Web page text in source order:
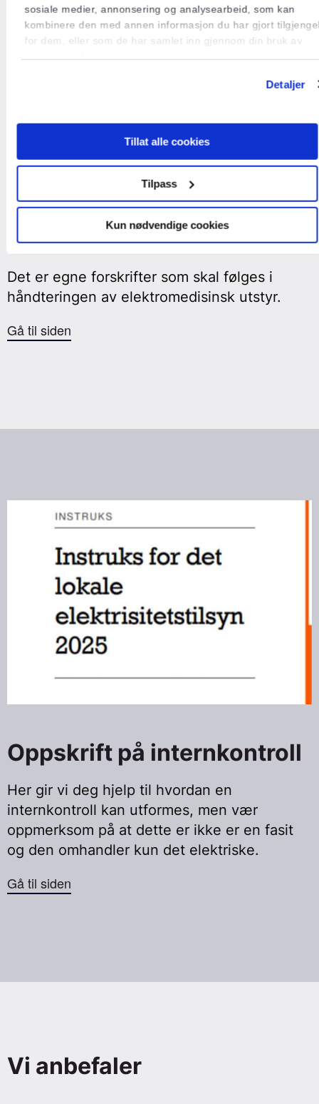
sosiale medier, annonsering og analysearbeid, som kan
kombinere den med annen informasjon du har gjort
for dem, eller som de har samlet inn gjennom din bruk av
Detaljer
Tillat alle cookies
Tilpass
Kun nødvendige cookies
Internkontroll
elektromedisinsk
Det er egne forskrifter som skal følges i
håndteringen av elektromedisinsk utstyr.
Gå til siden
Oppskrift på internkontroll
Her gir vi deg hjelp til hvordan en
internkontroll kan utformes, men vær
oppmerksom på at dette er ikke er en fasit
og den omhandler kun det elektriske.
Gå til siden
Vi anbefaler